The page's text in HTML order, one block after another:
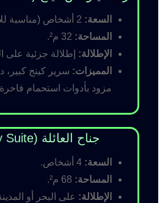
السعة:
المساحة:
الإطلالة: إطلالة جزئية على
المميزات: سرير كينج كبير،
مزود بأدوات استحمام
جناح العائلة (Family Suite)
السعة:
المساحة:
الإطلالة: على البحر أو